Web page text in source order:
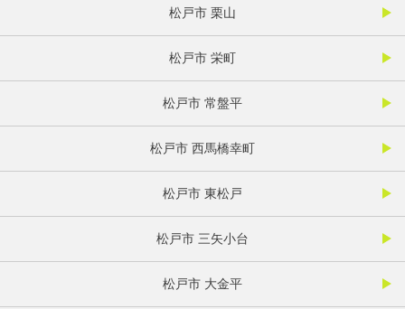
松戸市 栗山
松戸市 栄町
松戸市 常盤平
松戸市 西馬橋幸町
松戸市 東松戸
松戸市 三矢小台
松戸市 大金平